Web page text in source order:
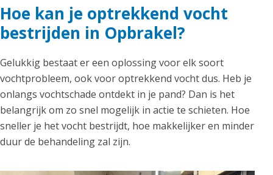
Hoe kan je optrekkend vocht
bestrijden in Opbrakel?
Gelukkig bestaat er een oplossing voor elk soort
vochtprobleem, ook voor optrekkend vocht dus. Heb je
onlangs vochtschade ontdekt in je pand? Dan is het
belangrijk om zo snel mogelijk in actie te schieten. Hoe
sneller je het vocht bestrijdt, hoe makkelijker en minder
duur de behandeling zal zijn.